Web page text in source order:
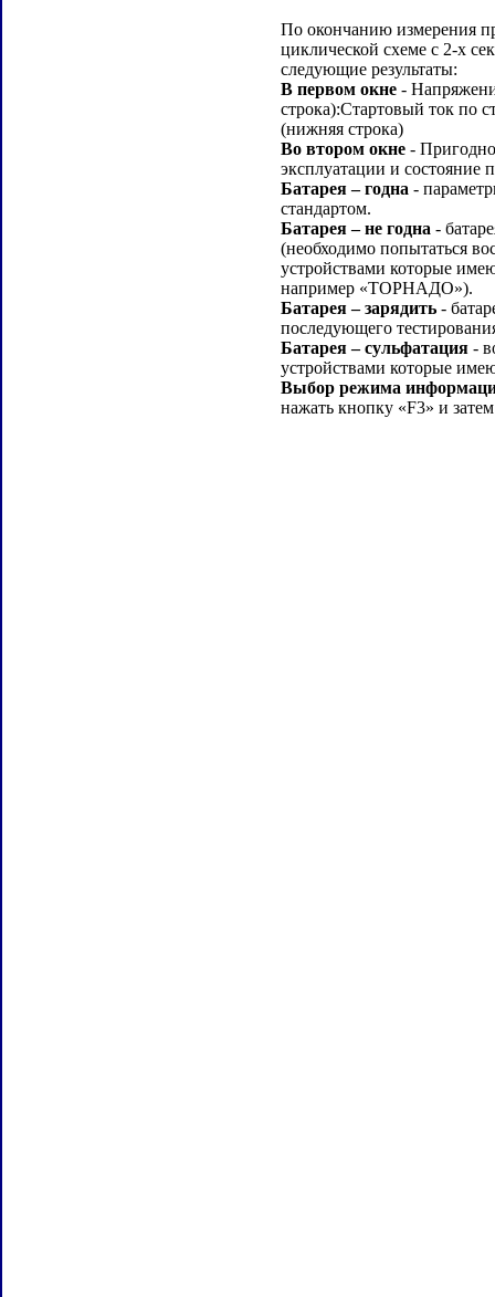
По окончанию измерения
циклической схеме с 2-х
следующие результаты:
В первом окне -
строка):Стартовый ток по
(нижняя строка)
Во втором окне -
эксплуатации и состояние
Батарея – годна -
стандартом.
Батарея – не годна -
(необходимо попытаться
устройствами которые
например «ТОРНАДО»).
Батарея – зарядить -
последующего
Батарея – сульфатация -
устройствами которые
Выбор режима
нажать кнопку «F3» и